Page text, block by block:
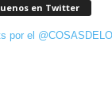
en Twitter
por el